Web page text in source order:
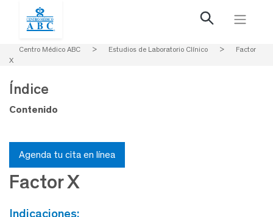
Centro Médico ABC > Estudios de Laboratorio Clínico >
Factor
X
Factor X
indicaciones:
Índice
Contenido
Agenda tu cita en línea